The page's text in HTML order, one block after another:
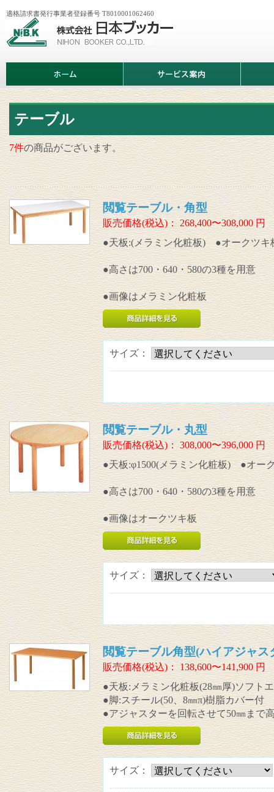
会
日
ッ
カ
適格請求書発行事業者登録番号 T8010001062460
ム
ビ
案
情
テーブル
7件の商品がございます。
閲覧テーブル・角型
販売価格(税込)： 268,400〜308,000円
●天板:(メラミン化粧板) ●オークツキ
●高さは700・640・580の3種を用意
●画像はメラミン化粧板
サイズ：
閲覧テーブル・丸型
販売価格(税込)： 308,000〜396,000円
●天板:φ1500(メラミン化粧板) ●オー
●高さは700・640・580の3種を用意
●画像はオークツキ板
サイズ：
閲覧テーブル角型(ハイアジャス
販売価格(税込)：138,600〜141,900円
●天板:メラミン化粧板(28㎜厚)ソフト
●脚:スチール(50、8㎜π)樹脂カバー付
●アジャスターを回転させて50㎜まで
サイズ：